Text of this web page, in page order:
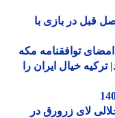
در بازی با
توافقنامه مکه
خیال ایران را
لای زرورق در